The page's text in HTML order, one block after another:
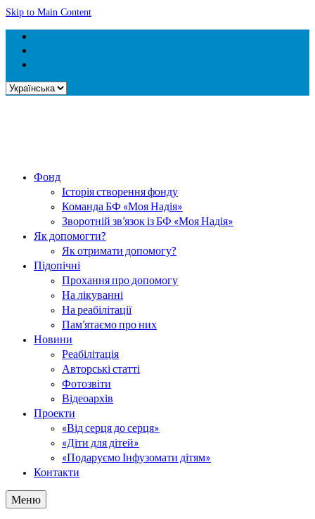
Skip to Main Content
Вибрати
Фонд
Історія створення фонду
Команда БФ «Моя Надія»
Зворотній зв’язок із БФ «Моя Надія»
Як допомогти?
Як отримати допомогу?
Підопічні
Прохання про допомогу
На лікуванні
На реабілітації
Пам’ятаємо про них
Новини
Реабілітація
Авторські статті
Фотозвіти
Відеоархів
Проекти
«Від серця до серця»
«Діти для дітей»
«Подаруємо Інфузомати дітям»
Контакти
Меню